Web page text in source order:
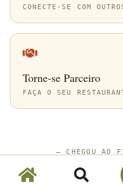
CONECTE-SE COM
Torne-se Parceiro
FAÇA O SEU
—CHEGOU AO